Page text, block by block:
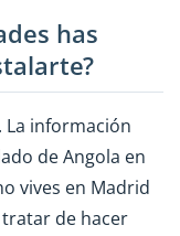
has
La información
de Angola en
vives en Madrid
de hacer